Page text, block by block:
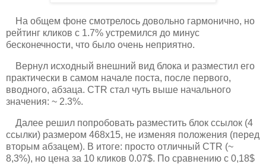
На общем фоне смотрелось довольно гармонично, но
рейтинг кликов с 1.7% устремился до минус
бесконечности, что было очень неприятно.
Вернул исходный внешний вид блока и разместил его
практически в самом начале поста, после первого,
вводного, абзаца. CTR стал чуть выше начального
значения: ~ 2.3%.
Далее решил попробовать разместить блок ссылок (4
ссылки) размером 468х15, не изменяя положения (перед
вторым абзацем). В итоге: просто отличный CTR (~
8,3%), но цена за 10 кликов 0.07$. По сравнению с 0,18$